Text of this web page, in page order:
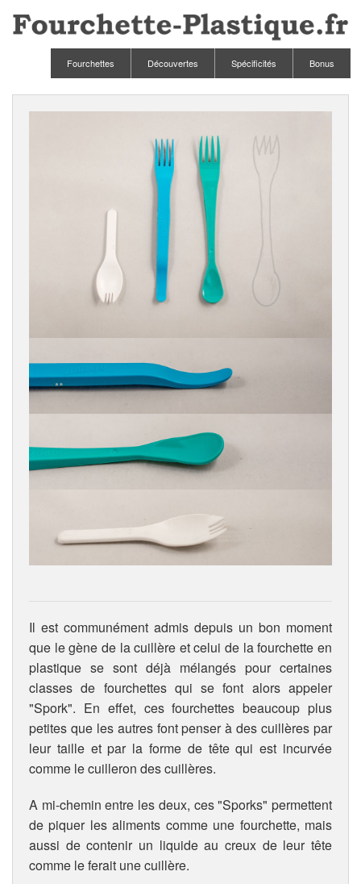
Fourchettes Découvertes Spécificités Bonus
Il est communément admis depuis un bon moment
que le gène de la cuillère et celui de la fourchette en
plastique se sont déjà mélangés pour certaines
classes de fourchettes qui se font alors appeler
"Spork". En effet, ces fourchettes beaucoup plus
petites que les autres font penser à des cuillères par
leur taille et par la forme de tête qui est incurvée
comme le cuilleron des cuillères.
A mi-chemin entre les deux, ces "Sporks" permettent
de piquer les aliments comme une fourchette, mais
aussi de contenir un liquide au creux de leur tête
comme le ferait une cuillère.